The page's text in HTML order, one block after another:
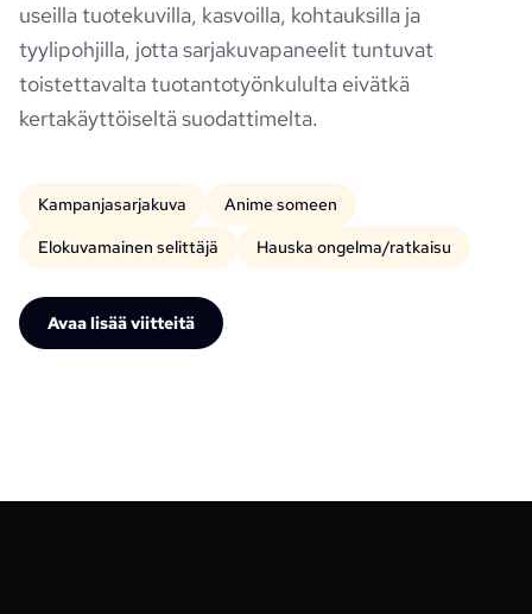
useilla tuotekuvilla, kasvoilla, kohtauksilla ja
tyylipohjilla, jotta sarjakuvapaneelit tuntuvat
toistettavalta tuotantotyönkululta eivätkä
kertakäyttöiseltä suodattimelta.
Kampanjasarjakuva
Anime someen
Elokuvamainen selittäjä
Hauska ongelma/ratkaisu
Avaa lisää viitteitä